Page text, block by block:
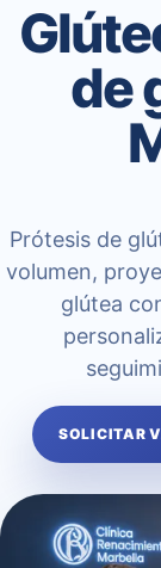
de
Prótesis de
volumen,
glútea
SOLICITAR